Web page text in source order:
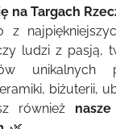
na Targach
z
ludzi z pasją,
unikalnych
biżuterii,
również